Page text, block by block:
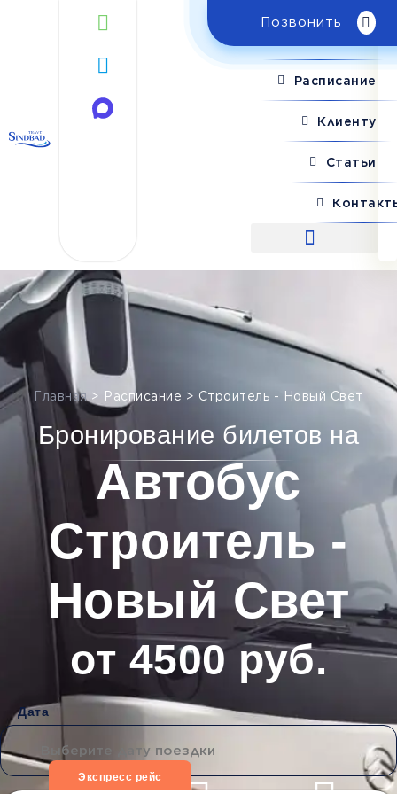
Позвонить
Расписание
Клиенту
Статьи
Главная > Расписание > Строитель - Новый Свет
Бронирование билетов на
Автобус
Строитель -
Новый Свет
от 4500 руб.
Дата
Экспресс рейс